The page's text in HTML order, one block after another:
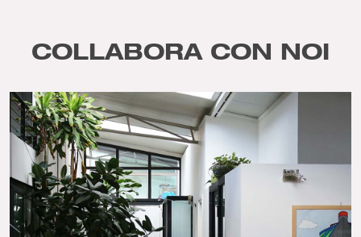
COLLABORA CON NOI